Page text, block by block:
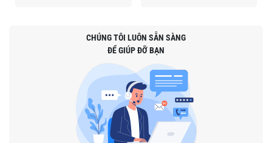
CHÚNG TÔI LUÔN SẴN SÀNG
ĐỂ GIÚP ĐỠ BẠN